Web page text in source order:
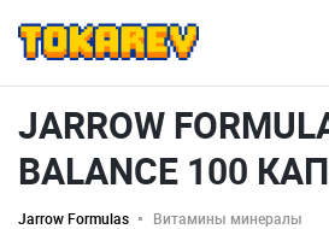
JARROW
BALANCE 100
Jarrow Formulas Витамины минералы